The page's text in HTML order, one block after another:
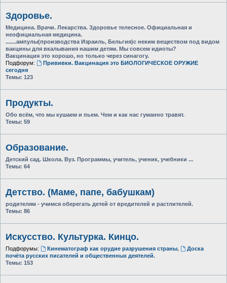
Здоровье.
Медицина. Врачи. Лекарства. Здоровье телесное. Официальная и
неофициальная медицина.
.......ампулы(производства Израиль, Бельгия)с неким веществом под видом
вакцины для вкалывания нашим детям. Мы совсем идиоты?
Вакцинация это хорошо, но только через синагогу.
Подфорум:
Прививки. Вакцинация это БИОЛОГИЧЕСКОЕ ОРУЖИЕ
сегодня
Темы: 123
Продукты.
Обо всём, что мы кушаем и пьем. Чем и как нас гуманно травят.
Темы: 59
Образование.
Детский сад. Школа. Вуз. Программы, учитель, ученик, учебники ...
Темы: 64
Детство. (Маме, папе, бабушкам)
родителям - учимся оберегать детей от вредителей и растлителей.
Темы: 86
Искусство. Культурка. Кинцо.
Подфорумы: Кинематограф как орудие разрушения страны,
Доска
почёта русских писателей и общественных деятелей.
Темы: 153